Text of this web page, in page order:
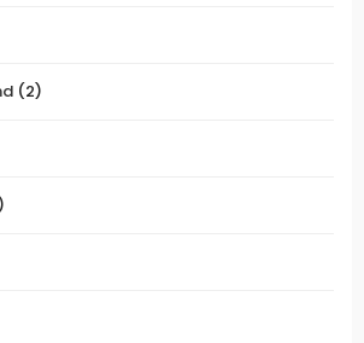
(2)